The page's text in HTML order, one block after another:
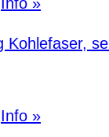
Kohlefaser,
Info »